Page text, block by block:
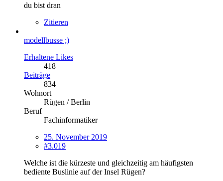
du bist dran
Zitieren
modellbusse ;)
Erhaltene Likes
418
Beiträge
834
Wohnort
Rügen / Berlin
Beruf
Fachinformatiker
25. November 2019
#3.019
Welche ist die kürzeste und gleichzeitig am häufigsten
bediente Buslinie auf der Insel Rügen?